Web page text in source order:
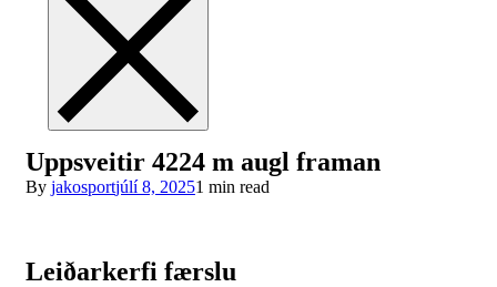
Uppsveitir 4224 m augl framan
By jakosportjúlí 8, 20251 min read
Leiðarkerfi færslu